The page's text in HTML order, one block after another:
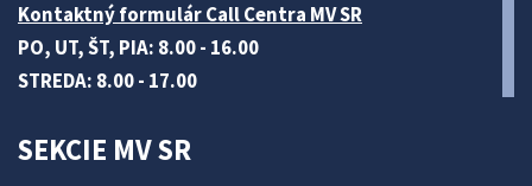
Kontaktný formulár Call Centra MV SR
PO, UT, ŠT, PIA: 8.00 - 16.00
STREDA: 8.00 - 17.00
SEKCIE MV SR